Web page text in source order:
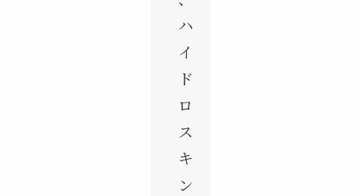
ハ
イ
ド
ロ
ス
キ
ン